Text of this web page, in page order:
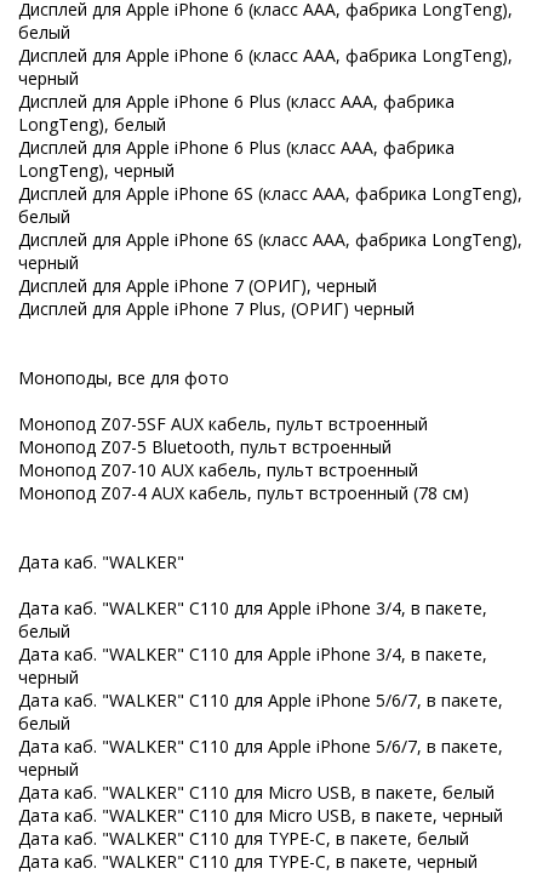
Дисплей для Apple iPhone 6 (класс ААА, фабрика LongTeng),
белый
Дисплей для Apple iPhone 6 (класс ААА, фабрика LongTeng),
черный
Дисплей для Apple iPhone 6 Plus (класс ААА, фабрика
LongTeng), белый
Дисплей для Apple iPhone 6 Plus (класс ААА, фабрика
LongTeng), черный
Дисплей для Apple iPhone 6S (класс ААА, фабрика LongTeng),
белый
Дисплей для Apple iPhone 6S (класс ААА, фабрика LongTeng),
черный
Дисплей для Apple iPhone 7 (ОРИГ), черный
Дисплей для Apple iPhone 7 Plus, (ОРИГ) черный
Моноподы, все для фото
Монопод Z07-5SF AUX кабель, пульт встроенный
Монопод Z07-5 Bluetooth, пульт встроенный
Монопод Z07-10 AUX кабель, пульт встроенный
Монопод Z07-4 AUX кабель, пульт встроенный (78 см)
Дата каб. "WALKER"
Дата каб. "WALKER" C110 для Apple iPhone 3/4, в пакете,
белый
Дата каб. "WALKER" C110 для Apple iPhone 3/4, в пакете,
черный
Дата каб. "WALKER" C110 для Apple iPhone 5/6/7, в пакете,
белый
Дата каб. "WALKER" C110 для Apple iPhone 5/6/7, в пакете,
черный
Дата каб. "WALKER" C110 для Micro USB, в пакете, белый
Дата каб. "WALKER" C110 для Micro USB, в пакете, черный
Дата каб. "WALKER" C110 для TYPE-C, в пакете, белый
Дата каб. "WALKER" C110 для TYPE-C, в пакете, черный